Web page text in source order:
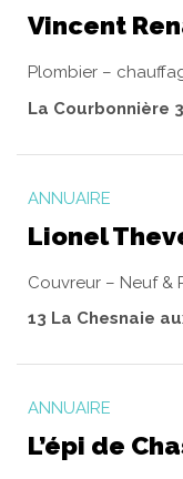
Vincent
Plombier –
La Courbonnière
ANNUAIRE
Lionel
Couvreur – Neuf &
13 La Chesnaie
ANNUAIRE
L’épi de